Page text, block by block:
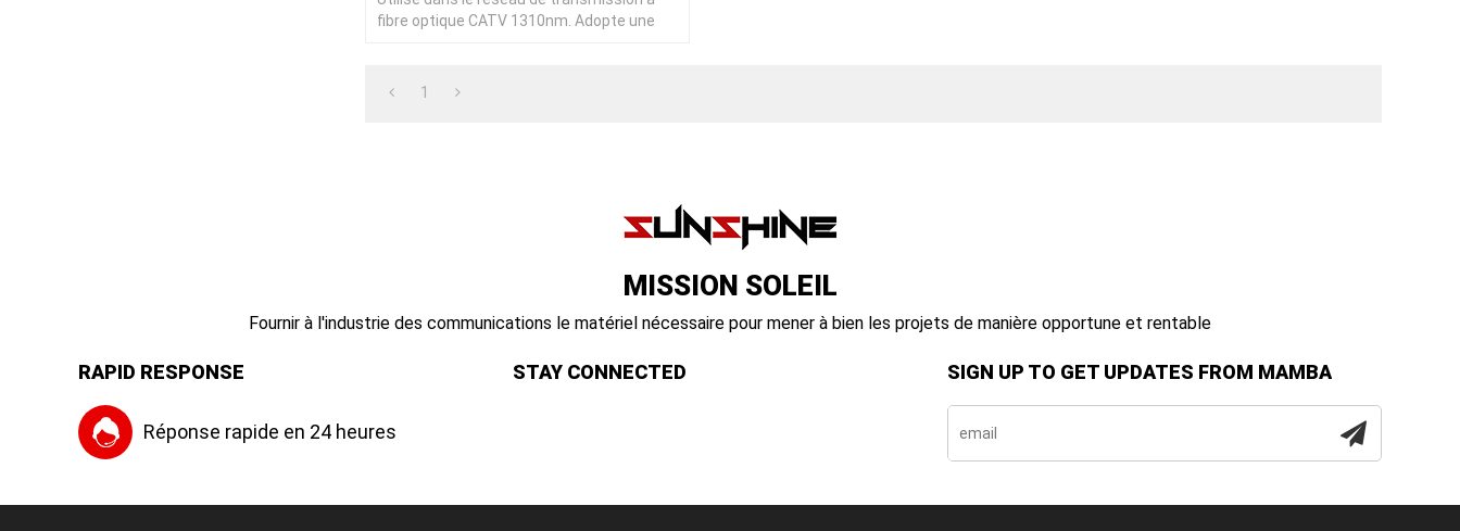
fibre optique CATV 1310nm. Adopte une
1
MISSION SOLEIL
Fournir à l'industrie des communications le matériel nécessaire pour mener à bien les projets de manière opportune et rentable
RAPID RESPONSE
Réponse rapide en 24 heures
STAY CONNECTED SIGN UP TO GET UPDATES FROM MAMBA